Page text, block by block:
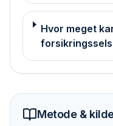
Hvor meget
Metode &